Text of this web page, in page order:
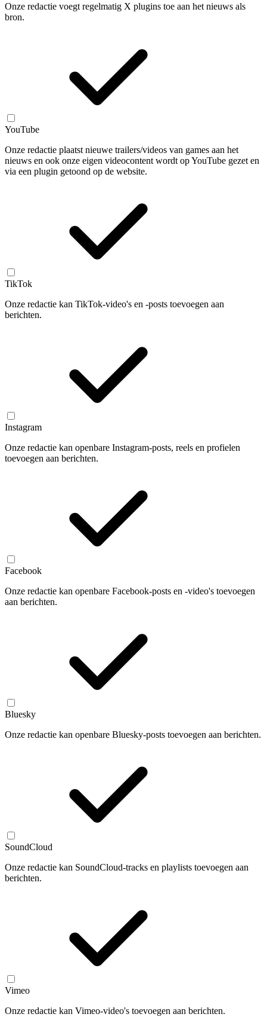
Onze redactie voegt regelmatig X plugins toe aan het nieuws als
bron.
YouTube
Onze redactie plaatst nieuwe trailers/videos van games aan het
nieuws en ook onze eigen videocontent wordt op YouTube gezet en
via een plugin getoond op de website.
TikTok
Onze redactie kan TikTok-video's en -posts toevoegen aan
berichten.
Instagram
Onze redactie kan openbare Instagram-posts, reels en profielen
toevoegen aan berichten.
Facebook
Onze redactie kan openbare Facebook-posts en -video's toevoegen
aan berichten.
Bluesky
Onze redactie kan openbare Bluesky-posts toevoegen aan berichten.
SoundCloud
Onze redactie kan SoundCloud-tracks en playlists toevoegen aan
berichten.
Vimeo
Onze redactie kan Vimeo-video's toevoegen aan berichten.